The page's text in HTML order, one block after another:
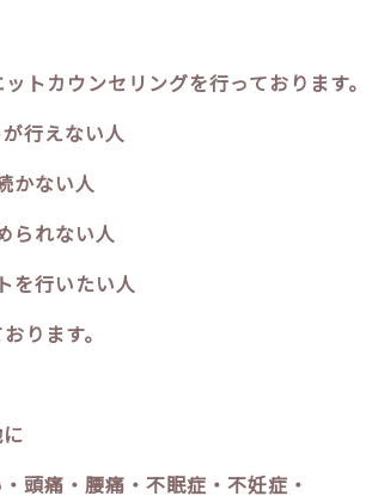
トカウンセリングを行っております。
行えない人
かない人
られない人
を行いたい人
ります。
頭痛・腰痛・不眠症・不妊症・